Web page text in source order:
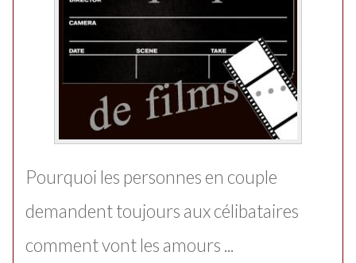
Pourquoi les personnes en couple
demandent toujours aux célibataires
comment vont les amours ...